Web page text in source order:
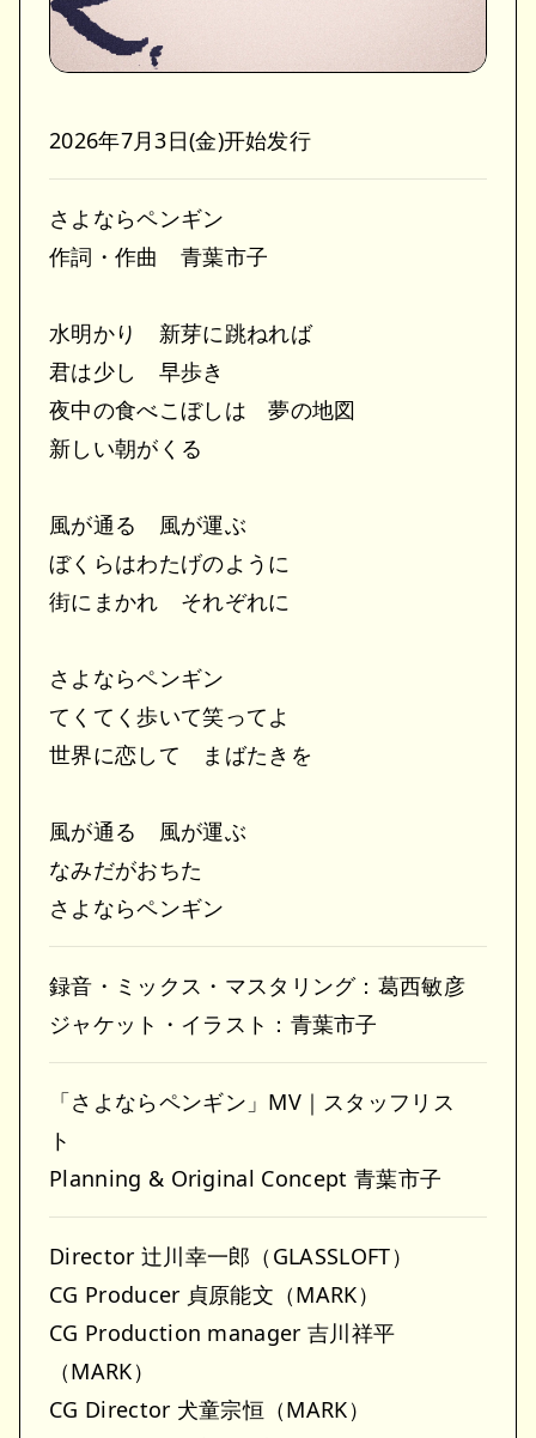
2026年7月3日(金)开始发行
さよならペンギン
作詞・作曲 青葉市子
⽔明かり 新芽に跳ねれば
君は少し 早歩き
夜中の⾷べこぼしは 夢の地図
新しい朝がくる
⾵が通る ⾵が運ぶ
ぼくらはわたげのように
街にまかれ それぞれに
さよならペンギン
てくてく歩いて笑ってよ
世界に恋して まばたきを
⾵が通る ⾵が運ぶ
なみだがおちた
さよならペンギン
録音・ミックス・マスタリング：葛西敏彦
ジャケット・イラスト：青葉市子
「さよならペンギン」MV｜スタッフリス
ト
Planning & Original Concept 青葉市子
Director 辻川幸一郎（GLASSLOFT）
CG Producer 貞原能文（MARK）
CG Production manager 吉川祥平
（MARK）
CG Director 犬童宗恒（MARK）